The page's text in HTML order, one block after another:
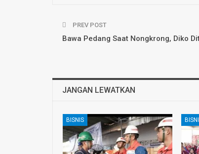
PREV POST
Bawa Pedang Saat Nongkrong, Diko
JANGAN LEWATKAN
BISNIS